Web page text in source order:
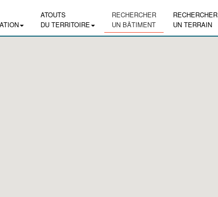
ATOUTS
DU TERRITOIRE
RECHERCHER
UN BÂTIMENT
RECHERCHER
UN TERRAIN